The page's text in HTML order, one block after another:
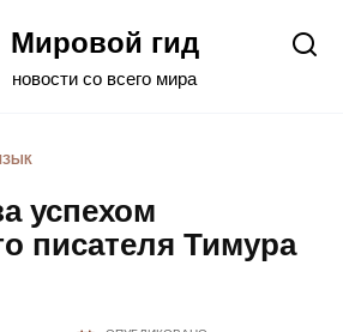
Мировой гид
новости со всего мира
успехом
писателя Тимура